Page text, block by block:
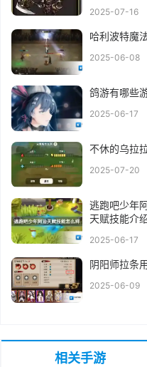
2025-07-16
哈利波特魔
2025-06-08
鸽游有哪些
2025-06-17
不休的乌拉
2025-07-20
逃跑吧少年
天赋技能介
2025-06-17
阴阳师拉条
2025-06-09
相关手游